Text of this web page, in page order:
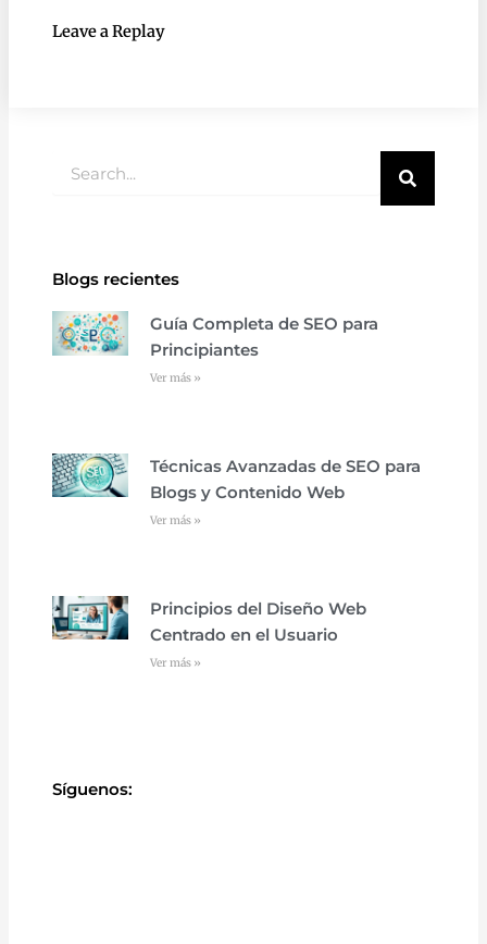
Leave a Replay
Blogs recientes
Guía Completa de SEO para
Principiantes
Ver más »
Técnicas Avanzadas de SEO para
Blogs y Contenido Web
Ver más »
Principios del Diseño Web
Centrado en el Usuario
Ver más »
Síguenos: